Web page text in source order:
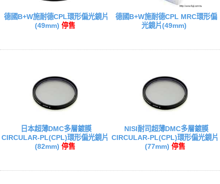
德國B+W施耐德CPL環形偏光鏡片
(49mm) 停售
德國B+W施耐德CPL MRC環形偏
光鏡片(49mm)
日本超薄DMC多層鍍膜
CIRCULAR-PL(CPL)環形偏光鏡片
(82mm) 停售
NISI耐司超薄DMC多層鍍膜
CIRCULAR-PL(CPL)環形偏光鏡片
(77mm) 停售